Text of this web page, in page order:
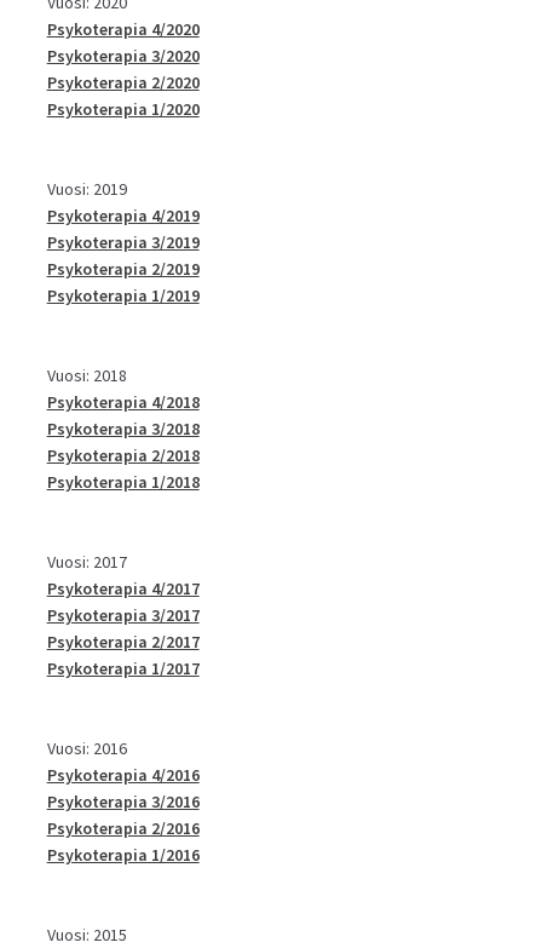
Psykoterapia 4/2020
Psykoterapia 3/2020
Psykoterapia 2/2020
Psykoterapia 1/2020
Vuosi: 2019
Psykoterapia 4/2019
Psykoterapia 3/2019
Psykoterapia 2/2019
Psykoterapia 1/2019
Vuosi: 2018
Psykoterapia 4/2018
Psykoterapia 3/2018
Psykoterapia 2/2018
Psykoterapia 1/2018
Vuosi: 2017
Psykoterapia 4/2017
Psykoterapia 3/2017
Psykoterapia 2/2017
Psykoterapia 1/2017
Vuosi: 2016
Psykoterapia 4/2016
Psykoterapia 3/2016
Psykoterapia 2/2016
Psykoterapia 1/2016
Vuosi: 2015